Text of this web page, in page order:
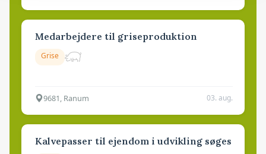
Medarbejdere til griseproduktion
Grise
9681, Ranum 03. aug.
Kalvepasser til ejendom i udvikling søges